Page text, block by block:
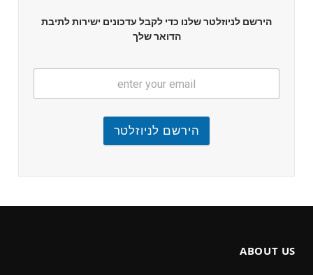
הירשם לניוזלטר שלנו כדי לקבל עדכונים ישירות לתיבת
הדואר שלך
הירשם לניוזלטר
ABOUT US